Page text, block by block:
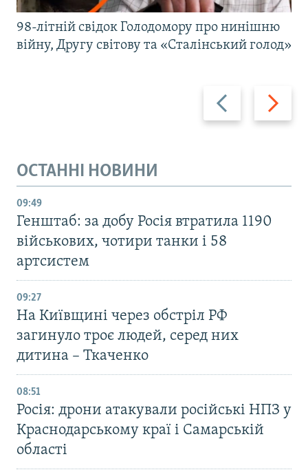
Назад Вперед
98-літній свідок Голодомору про нинішню
війну, Другу світову та «Сталінський голод»
ОСТАННІ НОВИНИ
09:49
Генштаб: за добу Росія втратила 1190
військових, чотири танки і 58
артсистем
09:27
На Київщині через обстріл РФ
загинуло троє людей, серед них
дитина – Ткаченко
08:51
Росія: дрони атакували російські НПЗ у
Краснодарському краї і Самарській
області